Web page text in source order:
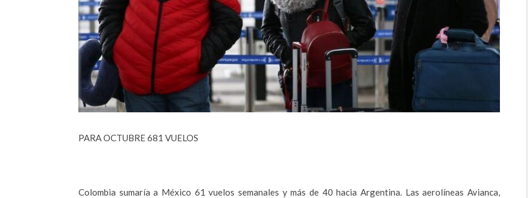
PARA OCTUBRE 681 VUELOS
Colombia sumaría a México 61 vuelos semanales y más de 40 hacia Argentina. Las aerolíneas Avianca,